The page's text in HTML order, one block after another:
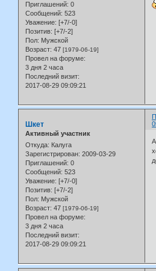
Приглашений: 0
Сообщений: 523
Уважение: [+7/-0]
Позитив: [+7/-2]
Пол: Мужской
Возраст: 47 [1979-06-19]
Провел на форуме:
3 дня 2 часа
Последний визит:
2017-08-29 09:09:21
Шкет
Активный участник
Откуда: Калуга
Зарегистрирован: 2009-03-29
Приглашений: 0
Сообщений: 523
Уважение: [+7/-0]
Позитив: [+7/-2]
Пол: Мужской
Возраст: 47 [1979-06-19]
Провел на форуме:
3 дня 2 часа
Последний визит:
2017-08-29 09:09:21